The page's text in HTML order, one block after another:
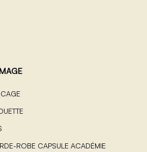
ROBE CAPSULE ACADÉMIE